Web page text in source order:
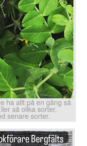
ha allt på en gång så
så olika sorter,
senare sorter.